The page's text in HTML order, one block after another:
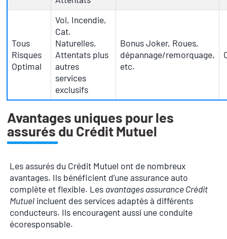
Tous
Risques
Optimal
Vol, Incendie,
Cat.
Naturelles,
Attentats plus
autres
services
exclusifs
Bonus Joker, Roues,
dépannage/remorquage,
etc.
Avantages uniques pour les
assurés du Crédit Mutuel
Les assurés du Crédit Mutuel ont de nombreux
avantages. Ils bénéficient d’une assurance auto
complète et flexible. Les avantages assurance Crédit
Mutuel incluent des services adaptés à différents
conducteurs. Ils encouragent aussi une conduite
écoresponsable.